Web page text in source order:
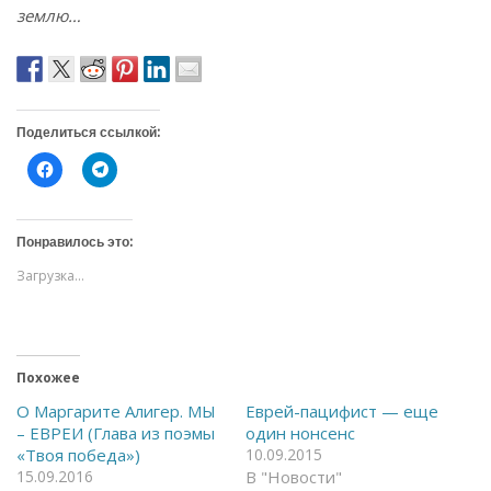
землю…
Поделиться ссылкой:
Н
а
и
т
е
ч
о
к
ы
т
ь
н
а
F
Н
а
и
т
е
л
и
т
ь
с
Понравилось это:
Загрузка...
Похожее
О Маргарите Алигер. МЫ
– ЕВРЕИ (Глава из поэмы
«Твоя победа»)
15.09.2016
Еврей-пацифист — еще
один нонсенс
10.09.2015
В "Новости"